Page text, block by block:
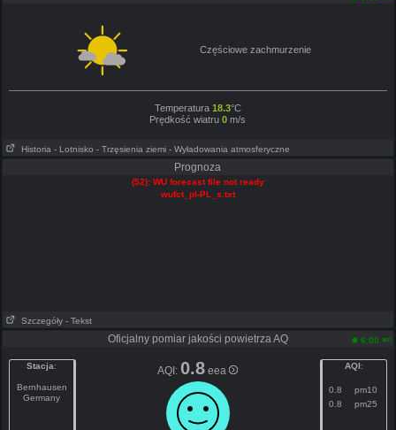
Częściowe zachmurzenie
Temperatura 18.3°C
Prędkość wiatru 0 m/s
Historia - Lotnisko - Trzęsienia ziemi - Wyładowania atmosferyczne
Prognoza
(52): WU forecast file not ready
wufct_pl-PL_s.txt
Szczegóły - Tekst
Oficjalny pomiar jakości powietrza AQ 6:00 am
Stacja:
Bernhausen
Germany
AQI:0.8 eea AQI:
0.8
pm10
0.8
pm25